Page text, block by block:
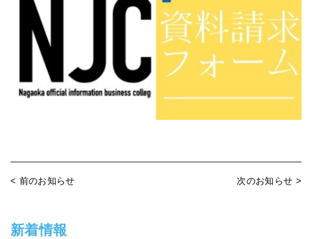
< 前のお知らせ 次のお知らせ >
新着情報